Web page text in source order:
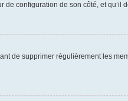
configuration de son côté, et qu’il
de supprimer régulièrement les